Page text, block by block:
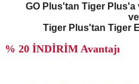
GO Plus'tan Tiger
ve
Tiger Plus'tan Tiger
% 20 İNDİRİM Avantajı